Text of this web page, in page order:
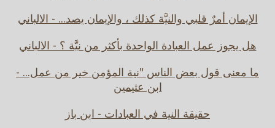
الإيمان أمرٌ قلبي والنيَّة كذلك ، والإيمان يصد... - الالباني
هل يجوز عمل العبادة الواحدة بأكثر من نيَّة ؟ - الالباني
ما معنى قول بعض الناس "نية المؤمن خير من عمل... -
ابن عثيمين
حقيقة النية في العبادات - ابن باز